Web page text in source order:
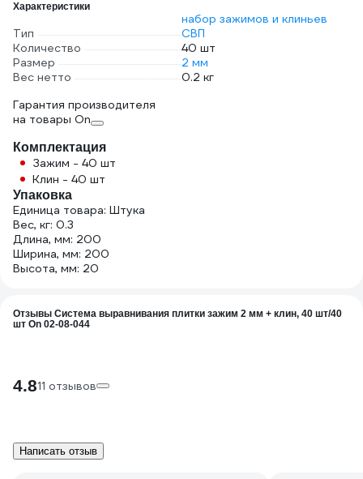
Характеристики
Тип
набор зажимов и клиньев
СВП
Количество
40 шт
Размер
2 мм
Вес нетто
0.2 кг
Гарантия производителя
на товары On
Комплектация
Зажим - 40 шт
Клин - 40 шт
Упаковка
Единица товара: Штука
Вес, кг: 0.3
Длина, мм: 200
Ширина, мм: 200
Высота, мм: 20
Отзывы Система выравнивания плитки зажим 2 мм + клин, 40 шт/40
шт On 02-08-044
4.811 отзывов
Написать отзыв